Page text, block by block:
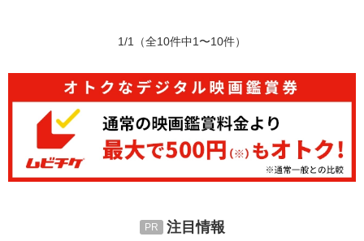
1/1 （全10件中1〜10件）
注目情報